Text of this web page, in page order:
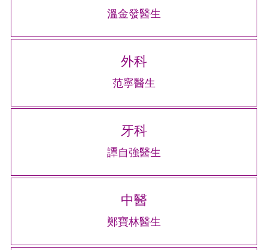
溫金發醫生
外科
范寧醫生
牙科
譚自強醫生
中醫
鄭寶林醫生